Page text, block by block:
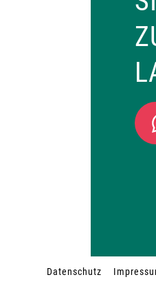
Datenschutz